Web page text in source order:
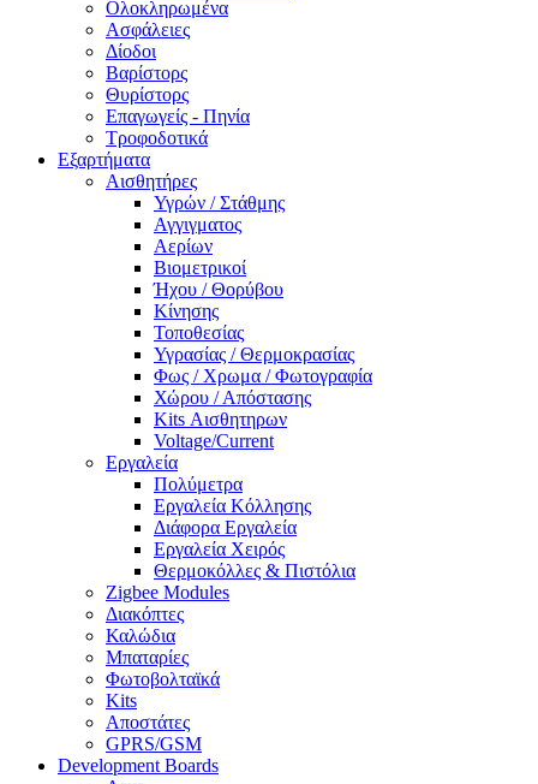
Ολοκληρωμένα
Ασφάλειες
Δίοδοι
Βαρίστορς
Θυρίστορς
Επαγωγείς - Πηνία
Τροφοδοτικά
Εξαρτήματα
Αισθητήρες
Υγρών / Στάθμης
Αγγιγματος
Αερίων
Βιομετρικοί
Ήχου / Θορύβου
Κίνησης
Τοποθεσίας
Υγρασίας / Θερμοκρασίας
Φως / Χρωμα / Φωτογραφία
Χώρου / Απόστασης
Kits Αισθητηρων
Voltage/Current
Εργαλεία
Πολύμετρα
Εργαλεία Κόλλησης
Διάφορα Εργαλεία
Εργαλεία Χειρός
Θερμοκόλλες & Πιστόλια
Zigbee Modules
Διακόπτες
Καλώδια
Μπαταρίες
Φωτοβολταϊκά
Kits
Αποστάτες
GPRS/GSM
Development Boards